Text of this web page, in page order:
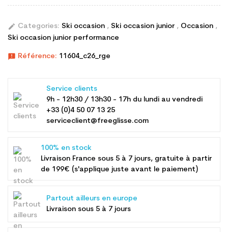
edit Categories: Ski occasion , Ski occasion junior , Occasion ,
Ski occasion junior performance
announcement Référence: 11604_c26_rge
Service clients
9h - 12h30 / 13h30 - 17h du lundi au vendredi
+33 (0)4 50 07 13 25
serviceclient@freeglisse.com
100% en stock
Livraison France sous 5 à 7 jours, gratuite à partir
de 199€ (s'applique juste avant le paiement)
Partout ailleurs en europe
Livraison sous 5 à 7 jours